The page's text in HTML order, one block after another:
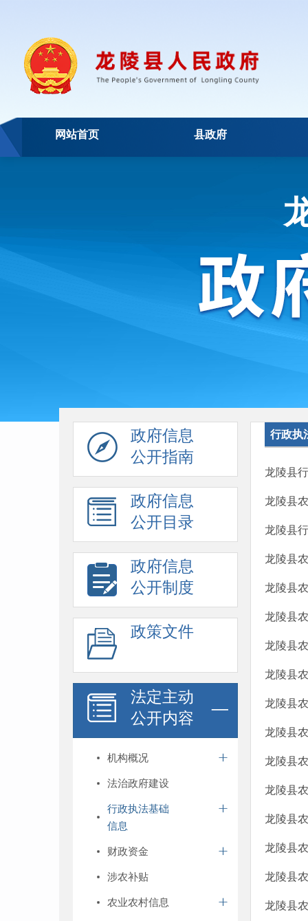
网站首页 县政府
政府信息
公开指南
政府信息
公开目录
政府信息
公开制度
政策文件
法定主动
公开内容
机构概况
法治政府建设
行政执法基础
信息
财政资金
涉农补贴
农业农村信息
行政执
龙陵县
龙陵县
龙陵县
龙陵县
龙陵县
龙陵县
龙陵县
龙陵县
龙陵县
龙陵县
龙陵县
龙陵县
龙陵县
龙陵县
龙陵县
龙陵县